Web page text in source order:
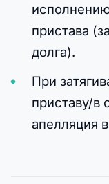
пристава
долга).
При
приставу/в
апелляция